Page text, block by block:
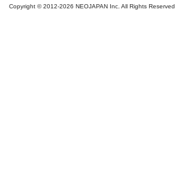
Copyright © NEOJAPAN Inc. All Rights Reserved.